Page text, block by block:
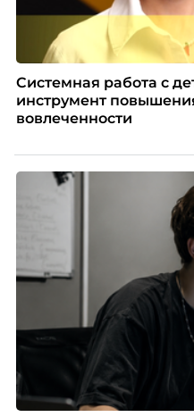
Системная работа с
инструмент
вовлеченности